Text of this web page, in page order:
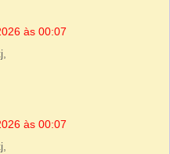
às 00:07
às 00:07